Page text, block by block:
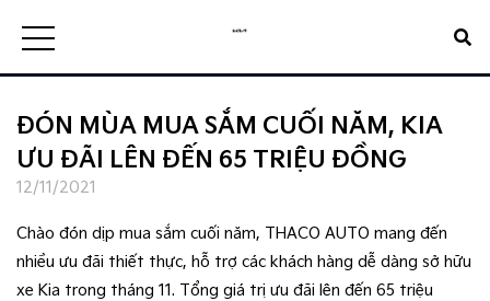
ĐÓN MÙA MUA SẮM CUỐI NĂM, KIA
ƯU ĐÃI LÊN ĐẾN 65 TRIỆU ĐỒNG
12/11/2021
Chào đón dịp mua sắm cuối năm, THACO AUTO mang đến
nhiều ưu đãi thiết thực, hỗ trợ các khách hàng dễ dàng sở hữu
xe Kia trong tháng 11. Tổng giá trị ưu đãi lên đến 65 triệu